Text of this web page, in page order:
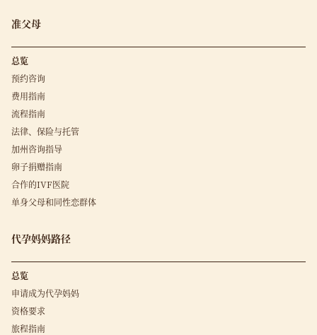
准父母
总览
预约咨询
费用指南
流程指南
法律、保险与托管
加州咨询指导
卵子捐赠指南
合作的IVF医院
单身父母和同性恋群体
代孕妈妈路径
总览
申请成为代孕妈妈
资格要求
旅程指南